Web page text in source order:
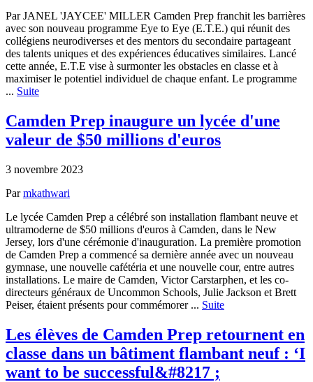
Par JANEL 'JAYCEE' MILLER Camden Prep franchit les barrières
avec son nouveau programme Eye to Eye (E.T.E.) qui réunit des
collégiens neurodiverses et des mentors du secondaire partageant
des talents uniques et des expériences éducatives similaires. Lancé
cette année, E.T.E vise à surmonter les obstacles en classe et à
maximiser le potentiel individuel de chaque enfant. Le programme
... Suite
Camden Prep inaugure un lycée d'une
valeur de $50 millions d'euros
3 novembre 2023
Parmkathwari
Le lycée Camden Prep a célébré son installation flambant neuve et
ultramoderne de $50 millions d'euros à Camden, dans le New
Jersey, lors d'une cérémonie d'inauguration. La première promotion
de Camden Prep a commencé sa dernière année avec un nouveau
gymnase, une nouvelle cafétéria et une nouvelle cour, entre autres
installations. Le maire de Camden, Victor Carstarphen, et les co-
directeurs généraux de Uncommon Schools, Julie Jackson et Brett
Peiser, étaient présents pour commémorer ... Suite
Les élèves de Camden Prep retournent en
classe dans un bâtiment flambant neuf : ‘I
want to be successful&#8217 ;